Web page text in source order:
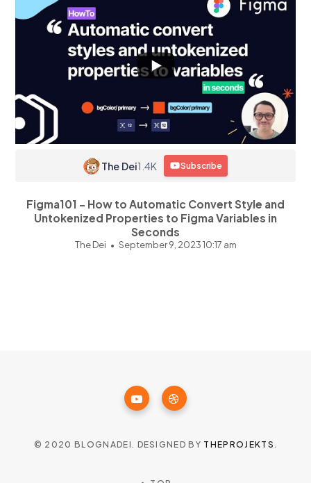
The Dei1.4K Subscribe
Figma101 - How to Automatic Convert Style and
Untokenized Properties to Figma Variables in
Seconds
The Dei September 9, 2023 10:17 am
© 2020 BLOGNADEI. DESIGNED BY THEPROJEKTS.